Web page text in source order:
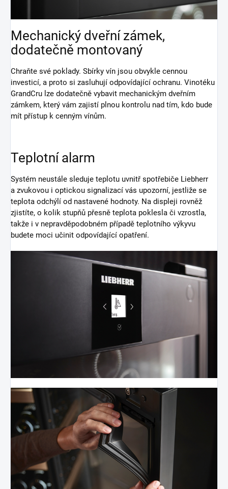
Mechanický dveřní zámek,
dodatečně montovaný
Chraňte své poklady. Sbírky vín jsou obvykle cennou
investicí, a proto si zasluhují odpovídající ochranu. Vinotéku
GrandCru lze dodatečně vybavit mechanickým dveřním
zámkem, který vám zajistí plnou kontrolu nad tím, kdo bude
mít přístup k cenným vínům.
Teplotní alarm
Systém neustále sleduje teplotu uvnitř spotřebiče Liebherr
a zvukovou i optickou signalizací vás upozorní, jestliže se
teplota odchýlí od nastavené hodnoty. Na displeji rovněž
zjistíte, o kolik stupňů přesně teplota poklesla či vzrostla,
takže i v nepravděpodobném případě teplotního výkyvu
budete moci učinit odpovídající opatření.